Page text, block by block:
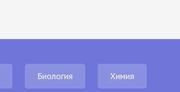
Биология Химия